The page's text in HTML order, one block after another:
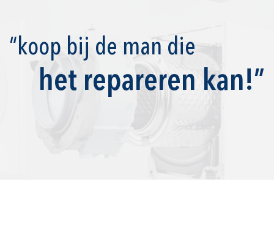
“koop bij de man die
het repareren kan!”